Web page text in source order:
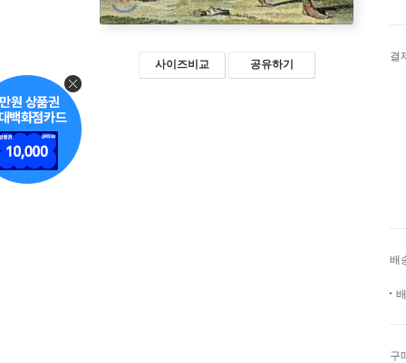
사이즈비교 공유하기
결
배
구